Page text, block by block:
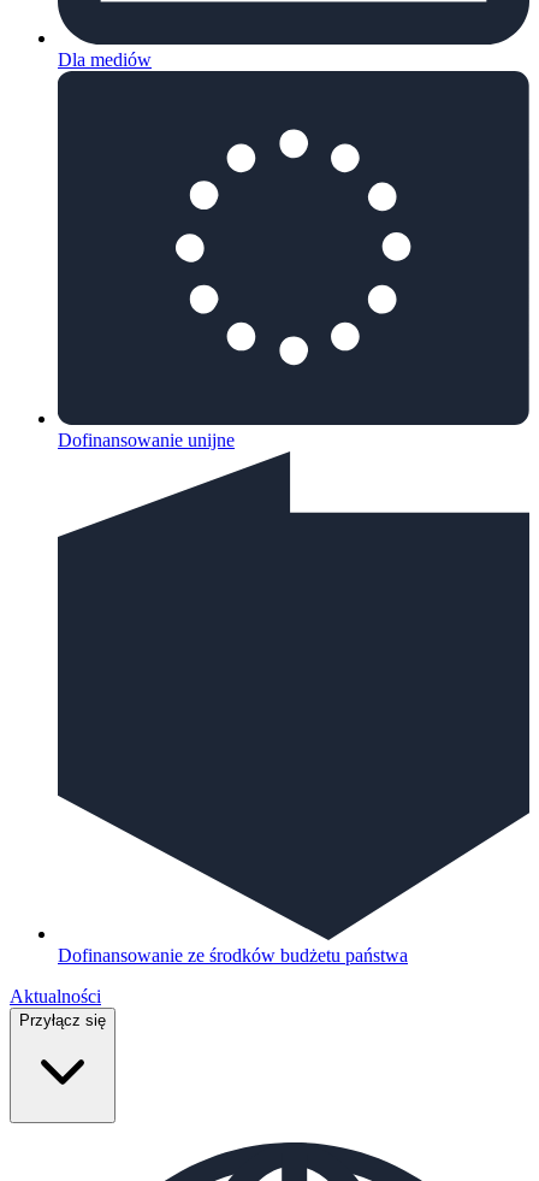
Dla mediów
Dofinansowanie unijne
Dofinansowanie ze środków budżetu państwa
Aktualności
Przyłącz się